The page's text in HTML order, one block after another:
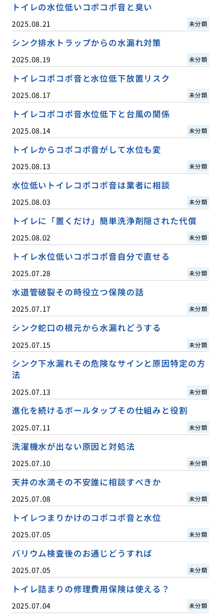
トイレの水位低いコポコポ音と臭い
2025.08.21 未分類
シンク排水トラップからの水漏れ対策
2025.08.19 未分類
トイレコポコポ音と水位低下放置リスク
2025.08.17 未分類
トイレコポコポ音水位低下と台風の関係
2025.08.14 未分類
トイレからコポコポ音がして水位も変
2025.08.13 未分類
水位低いトイレコポコポ音は業者に相談
2025.08.03 未分類
トイレに「置くだけ」簡単洗浄剤隠された代償
2025.08.02 未分類
トイレ水位低いコポコポ音自分で直せる
2025.07.28 未分類
水道管破裂その時役立つ保険の話
2025.07.17 未分類
シンク蛇口の根元から水漏れどうする
2025.07.15 未分類
シンク下水漏れその危険なサインと原因特定の方
法
2025.07.13 未分類
進化を続けるボールタップその仕組みと役割
2025.07.11 未分類
洗濯機水が出ない原因と対処法
2025.07.10 未分類
天井の水滴その不安誰に相談すべきか
2025.07.08 未分類
トイレつまりかけのコポコポ音と水位
2025.07.05 未分類
バリウム検査後のお通じどうすれば
2025.07.05 未分類
トイレ詰まりの修理費用保険は使える？
2025.07.04 未分類